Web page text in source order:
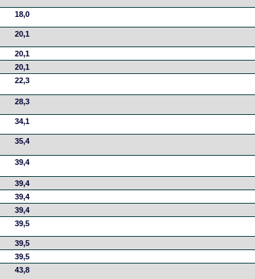
18,0
20,1
20,1
20,1
22,3
28,3
34,1
35,4
39,4
39,4
39,4
39,4
39,5
39,5
39,5
43,8